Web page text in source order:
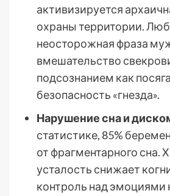
активизируется
охраны территории.
неосторожная фраза
вмешательство
подсознанием как
безопасность «гнезда».
Нарушение сна и
статистике, 85%
от фрагментарного сна.
усталость снижает
контроль над эмоциями